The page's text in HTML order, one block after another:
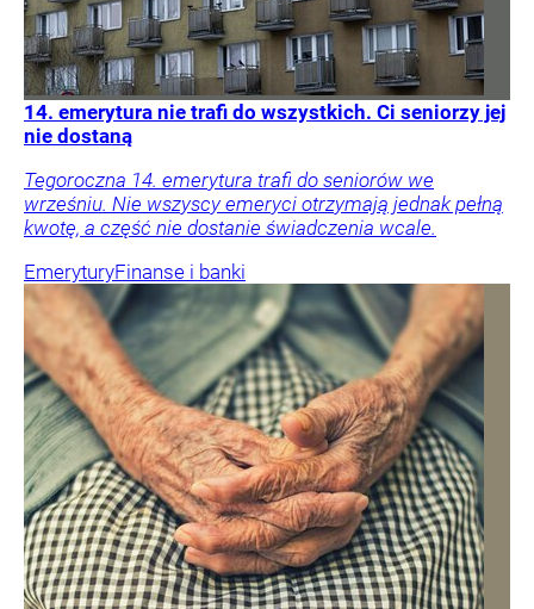
14. emerytura nie trafi do wszystkich. Ci seniorzy jej
nie dostaną
Tegoroczna 14. emerytura trafi do seniorów we
wrześniu. Nie wszyscy emeryci otrzymają jednak pełną
kwotę, a część nie dostanie świadczenia wcale.
EmeryturyFinanse i banki